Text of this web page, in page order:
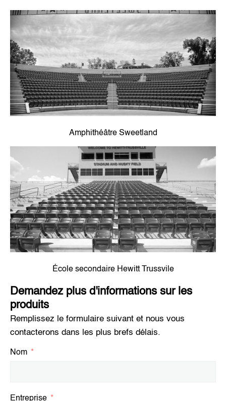
Amphithéâtre Sweetland
École secondaire Hewitt Trussvile
Demandez plus d'informations sur les
produits
Remplissez le formulaire suivant et nous vous
contacterons dans les plus brefs délais.
Nom
Entreprise